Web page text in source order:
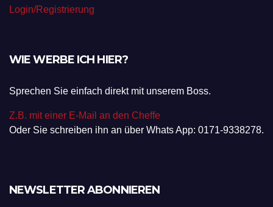
Login/Registrierung
WIE WERBE ICH HIER?
Sprechen Sie einfach direkt mit unserem Boss.
Z.B. mit einer E-Mail an den Cheffe
Oder Sie schreiben ihn an über Whats App: 0171-9338278.
NEWSLETTER ABONNIEREN